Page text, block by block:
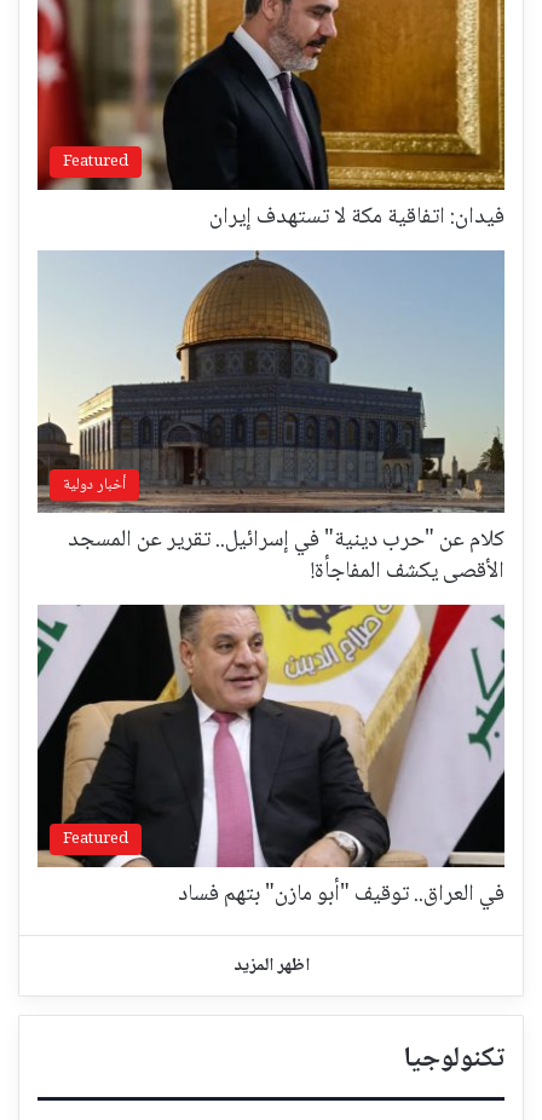
Featured
فيدان: اتفاقية مكة لا تستهدف إيران
أخبار دولية
كلام عن "حرب دينية" في إسرائيل.. تقرير عن المسجد
الأقصى يكشف المفاجأة!
Featured
في العراق.. توقيف "أبو مازن" بتهم فساد
اظهر المزيد
تكنولوجيا